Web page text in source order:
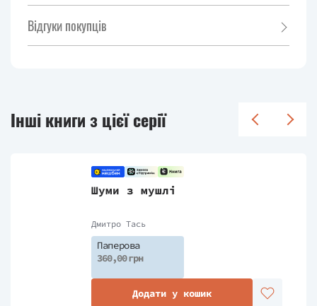
Відгуки покупців
Інші книги з цієї серії
Шуми з мушлі
Дмитро Тась
Паперова
360,00 грн
Додати у кошик